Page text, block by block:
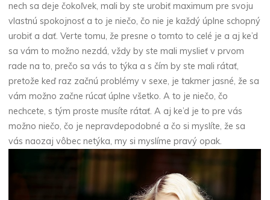
nech sa deje čokoľvek, mali by ste urobiť maximum pre svoju
vlastnú spokojnosť a to je niečo, čo nie je každý úplne schopný
urobiť a dať. Verte tomu, že presne o tomto to celé je a aj ke’d
sa vám to možno nezdá, vždy by ste mali myslieť v prvom
rade na to, prečo sa vás to týka a s čím by ste mali rátať,
pretože keď raz začnú problémy v sexe, je takmer jasné, že sa
vám možno začne rúcať úplne všetko. A to je niečo, čo
nechcete, s tým proste musíte rátať. A aj ke’d je to pre vás
možno niečo, čo je nepravdepodobné a čo si myslíte, že sa
vás naozaj vôbec netýka, my si myslíme pravý opak.